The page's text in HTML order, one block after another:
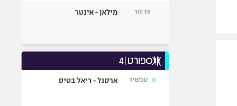
10:15 מילאן - אינטר
עכשיו ארסנל - ריאל בטיס